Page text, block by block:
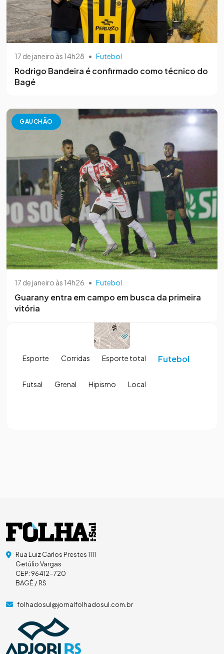
17 de janeiro às 14h28 • Futebol
Rodrigo Bandeira é confirmado como técnico do
Bagé
GAUCHÃO
17 de janeiro às 14h26 • Futebol
Guarany entra em campo em busca da primeira
vitória
Esporte Corridas Esporte total Futebol
Futsal Grenal Hipismo Local
Rua Luiz Carlos Prestes 1111
Getúlio Vargas
CEP: 96412-720
BAGÉ / RS
folhadosul@jornalfolhadosul.com.br